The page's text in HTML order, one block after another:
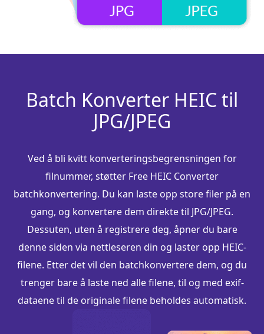
Batch Konverter HEIC til
JPG/JPEG
Ved å bli kvitt konverteringsbegrensningen for
filnummer, støtter Free HEIC Converter
batchkonvertering. Du kan laste opp store filer på en
gang, og konvertere dem direkte til JPG/JPEG.
Dessuten, uten å registrere deg, åpner du bare
denne siden via nettleseren din og laster opp HEIC-
filene. Etter det vil den batchkonvertere dem, og du
trenger bare å laste ned alle filene, til og med exif-
dataene til de originale filene beholdes automatisk.